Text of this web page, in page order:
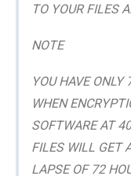
TO YOUR FILES
NOTE
YOU HAVE
WHEN
SOFTWARE AT
FILES WILL GET
LAPSE OF 72